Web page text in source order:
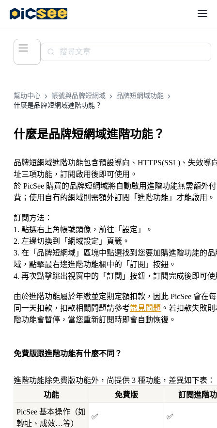
幫助中心 帳號與品牌短網域
品牌短網域功能
什麼是品牌短網域進階功能？
什麼是品牌短網域進階功能？
品牌短網域進階功能包含預設導向、HTTPS(SSL)、失效導
址三項功能，訂閱啟用後即可使用。
於 PicSee 購買的品牌短網域將自動啟用進階功能無需額外付
費；使用自有的網域則需額外訂閱「進階功能」才能啟用。
訂閱方法：
1. 點選右上角帳號頭像，前往「設定」。
2. 左邊切換到「網域設定」頁籤。
3. 在「品牌短網域」區塊中點選找到您要加購進階功能的品
域，點擊最右邊進階功能欄中的「訂閱」按鈕。
4. 再次點擊跳出視窗中的「訂閱」按鈕，訂閱完成後即可使
由於進階功能屬於年繳並定期定額扣款，因此 PicSee 會在
同一天扣款，扣款相關問題請參考常見問題 。若扣款失敗
階功能會暫停，當您重新訂閱時即會自動恢復。
免費版跟進階功能有什麼不同？
進階功能除免費版功能外，尚提供 3 種功能，差異如下表：
功能
免費版 訂閱進階
PicSee 基本操作（如
轉址、成效…等）
✅ ✅